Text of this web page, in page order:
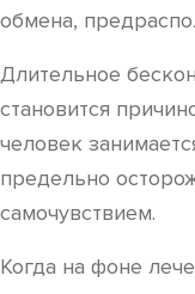
обмена,
Длительное
становится
человек
предельно
самочувствием.
Когда на фоне